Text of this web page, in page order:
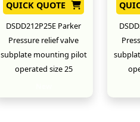
QUICK QUOTE
DSDD212P25E Parker
Pressure relief valve
subplate mounting pilot
operated size 25